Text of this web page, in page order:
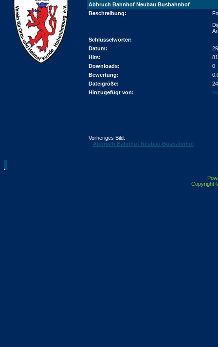
Abbruch Bahnhof Neubau Busbahnhof
Beschreibung:
Schlüsselwörter:
Datum:
Hits:
Downloads:
0
Bewertung:
Dateigröße:
Hinzugefügt von:
Vorheriges Bild:
Abbruch Bahnhof Neubau Busbahnhof
Copyright